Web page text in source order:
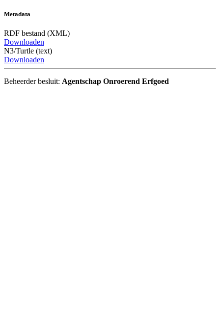
Metadata
RDF bestand (XML)
Downloaden
N3/Turtle (text)
Downloaden
Beheerder besluit: Agentschap Onroerend Erfgoed